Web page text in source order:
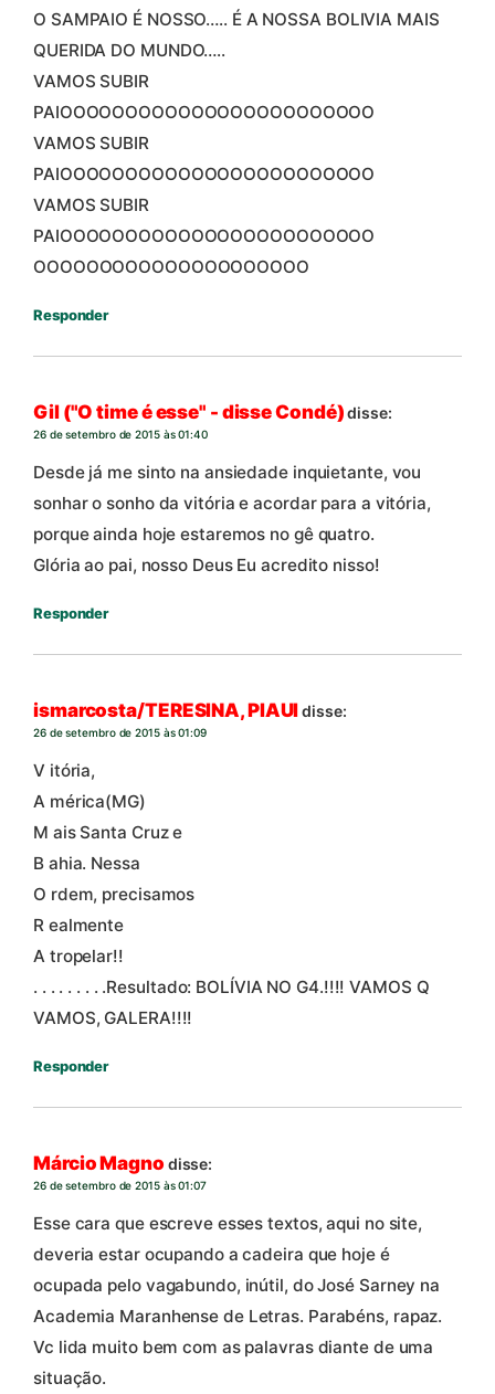
O SAMPAIO É NOSSO….. É A NOSSA BOLIVIA MAIS
QUERIDA DO MUNDO…..
VAMOS SUBIR
PAIOOOOOOOOOOOOOOOOOOOOOOOO
VAMOS SUBIR
PAIOOOOOOOOOOOOOOOOOOOOOOOO
VAMOS SUBIR
PAIOOOOOOOOOOOOOOOOOOOOOOOO
OOOOOOOOOOOOOOOOOOOOO
Responder
Gil ("O time é esse" - disse Condé) disse:
26 de setembro de 2015 às 01:40
Desde já me sinto na ansiedade inquietante, vou
sonhar o sonho da vitória e acordar para a vitória,
porque ainda hoje estaremos no gê quatro.
Glória ao pai, nosso Deus Eu acredito nisso!
Responder
ismarcosta/TERESINA, PIAUIdisse:
26 de setembro de 2015 às 01:09
V itória,
A mérica(MG)
M ais Santa Cruz e
B ahia. Nessa
O rdem, precisamos
R ealmente
A tropelar!!
. . . . . . . . .Resultado: BOLÍVIA NO G4.!!!! VAMOS Q
VAMOS, GALERA!!!!
Responder
Márcio Magno disse:
26 de setembro de 2015 às 01:07
Esse cara que escreve esses textos, aqui no site,
deveria estar ocupando a cadeira que hoje é
ocupada pelo vagabundo, inútil, do José Sarney na
Academia Maranhense de Letras. Parabéns, rapaz.
Vc lida muito bem com as palavras diante de uma
situação.